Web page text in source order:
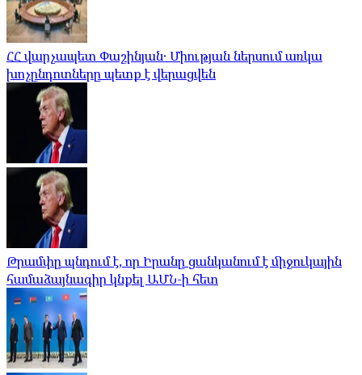
ՀՀ վարչապետ Փաշինյան․ Միության ներսում առկա
խոչընդոտները պետք է վերացվեն
Թրամփը պնդում է, որ Իրանը ցանկանում է միջուկային
համաձայնագիր կնքել ԱՄՆ-ի հետ